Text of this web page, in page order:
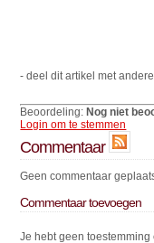
- deel dit artikel met
Beoordeling: Nog niet
Login om te stemmen
Commentaar
Geen commentaar
Commentaar toevoegen
Je hebt geen